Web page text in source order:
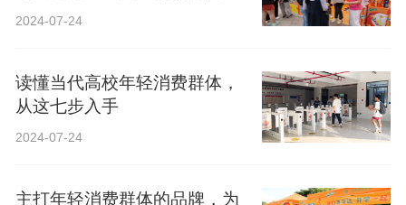
销？
2024-07-24
读懂当代高校年轻消费群体，
从这七步入手
2024-07-24
主打年轻消费群体的品牌，为